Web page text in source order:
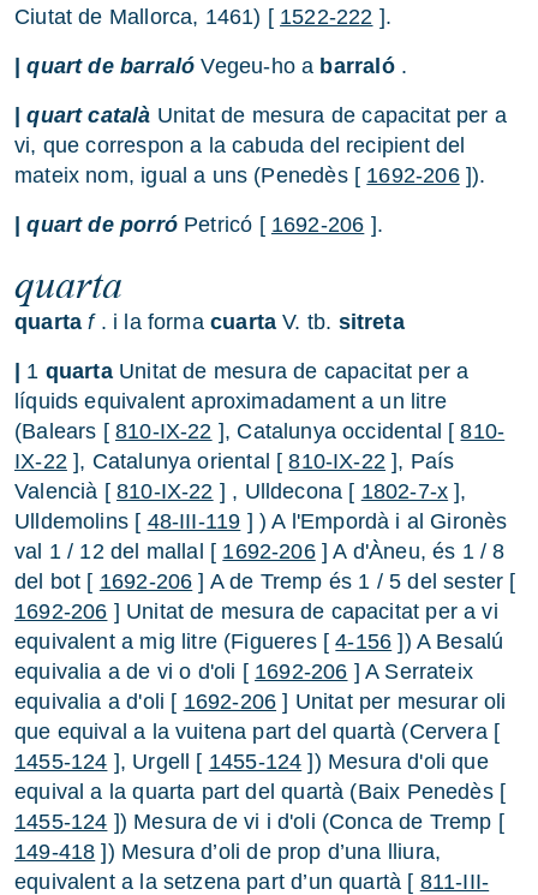
Ciutat de Mallorca, 1461) [ 1522-222 ].
|quart de barraló Vegeu-ho a barraló.
|quart català Unitat de mesura de capacitat per a
vi, que correspon a la cabuda del recipient del
mateix nom, igual a uns (Penedès [ 1692-206]).
|quart de porróPetricó [ 1692-206 ].
quarta
quarta f. i la forma cuarta V. tb. sitreta
1 quartaUnitat de mesura de capacitat per a
líquids equivalent aproximadament a un litre
(Balears [ 810-IX-22 ], Catalunya occidental [810-
IX-22], Catalunya oriental [810-IX-22 ], País
Valencià [ 810-IX-22 ] , Ulldecona [ 1802-7-x ],
Ulldemolins [ 48-III-119 ] ) A l'Empordà i al Gironès
val 1 / 12 del mallal [ 1692-206] A d'Àneu, és 1 / 8
del bot [ 1692-206 ] A de Tremp és 1 / 5 del sester [
1692-206 ] Unitat de mesura de capacitat per a vi
equivalent a mig litre (Figueres [4-156 ]) A Besalú
equivalia a de vi o d'oli [ 1692-206 ] A Serrateix
equivalia a d'oli [ 1692-206 ] Unitat per mesurar oli
que equival a la vuitena part del quartà (Cervera [
1455-124 ], Urgell [ 1455-124 ]) Mesura d'oli que
equival a la quarta part del quartà (Baix Penedès [
1455-124 ]) Mesura de vi i d'oli (Conca de Tremp [
149-418 ]) Mesura d’oli de prop d’una lliura,
equivalent a la setzena part d’un quartà [ 811-III-